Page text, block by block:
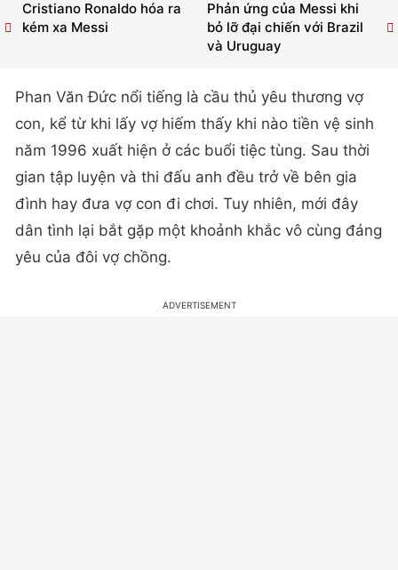
Phản ứng của Messi khi
bỏ lỡ đại chiến với Brazil
và Uruguay
Cristiano Ronaldo hóa ra
kém xa Messi
Phan Văn Đức nổi tiếng là cầu thủ yêu thương vợ
con, kể từ khi lấy vợ hiếm thấy khi nào tiền vệ sinh
năm 1996 xuất hiện ở các buổi tiệc tùng. Sau thời
gian tập luyện và thi đấu anh đều trở về bên gia
đình hay đưa vợ con đi chơi. Tuy nhiên, mới đây
dân tình lại bắt gặp một khoảnh khắc vô cùng đáng
yêu của đôi vợ chồng.